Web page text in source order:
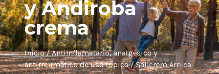
y Andiroba
crema
Inicio/Antiinflamatario, analgésico y
antirreumático de uso tópico/ Salicrem Arnica